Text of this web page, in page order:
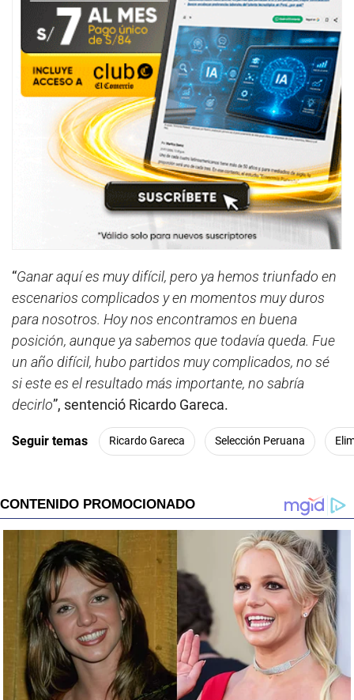
“Ganar aquí es muy difícil, pero ya hemos triunfado en
escenarios complicados y en momentos muy duros
para nosotros. Hoy nos encontramos en buena
posición, aunque ya sabemos que todavía queda. Fue
un año difícil, hubo partidos muy complicados, no sé
si este es el resultado más importante, no sabría
decirlo”, sentenció Ricardo Gareca.
Seguir temas Ricardo Gareca Selección Peruana